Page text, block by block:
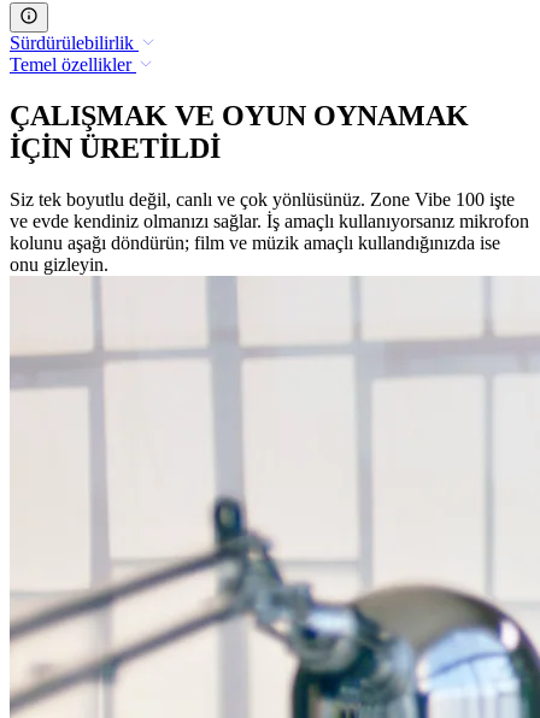
Sürdürülebilirlik
Temel özellikler
ÇALIŞMAK VE OYUN OYNAMAK
İÇİN ÜRETİLDİ
Siz tek boyutlu değil, canlı ve çok yönlüsünüz. Zone Vibe 100 işte
ve evde kendiniz olmanızı sağlar. İş amaçlı kullanıyorsanız mikrofon
kolunu aşağı döndürün; film ve müzik amaçlı kullandığınızda ise
onu gizleyin.